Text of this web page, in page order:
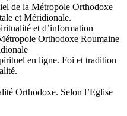
de la Métropole Orthodoxe
et Méridionale.
et d’information
Orthodoxe Roumaine
en ligne. Foi et tradition
Orthodoxe. Selon l’Eglise